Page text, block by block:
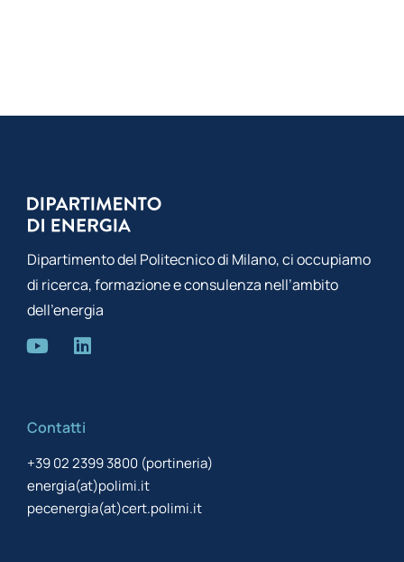
Dipartimento del Politecnico di Milano, ci occupiamo
di ricerca, formazione e consulenza nell’ambito
dell’energia
Contatti
+39 02 2399 3800 (portineria)
energia(at)polimi.it
pecenergia(at)cert.polimi.it